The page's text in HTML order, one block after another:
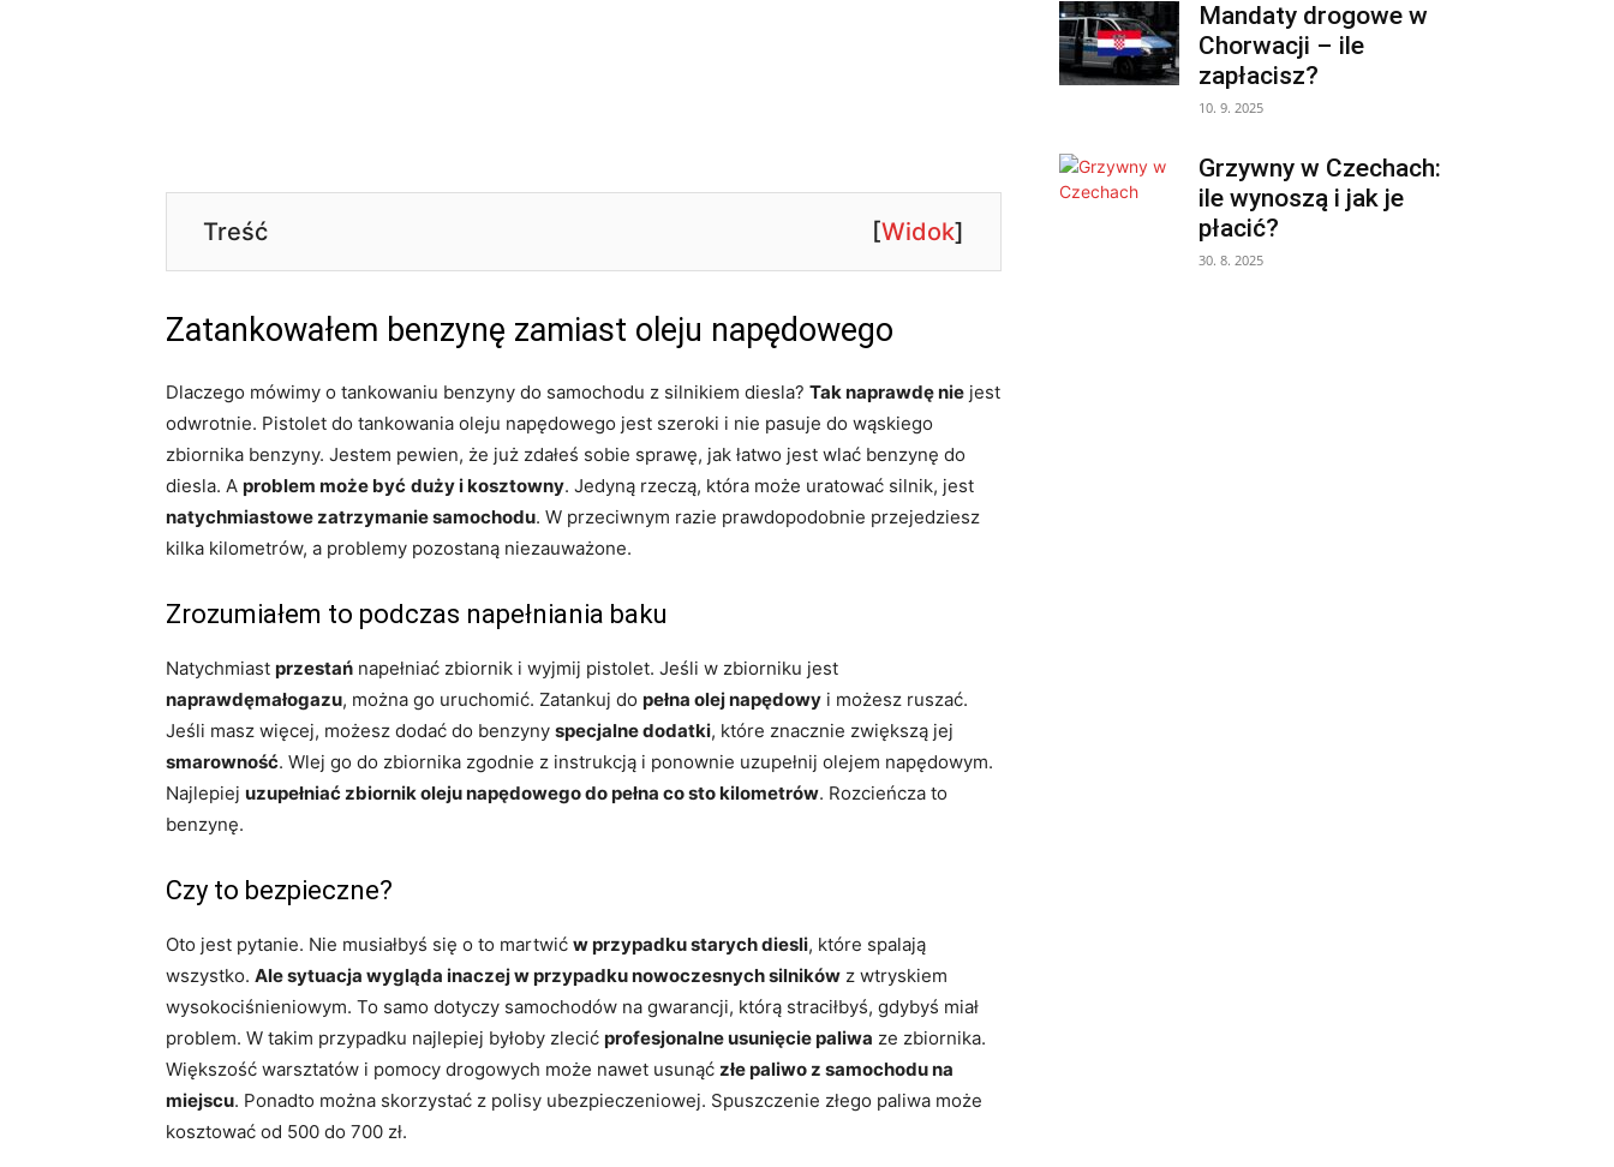
Treść [Widok]
Zatankowałem benzynę zamiast oleju napędowego
Dlaczego mówimy o tankowaniu benzyny do samochodu z silnikiem diesla? Tak naprawdę nie jest
odwrotnie. Pistolet do tankowania oleju napędowego jest szeroki i nie pasuje do wąskiego
zbiornika benzyny. Jestem pewien, że już zdałeś sobie sprawę, jak łatwo jest wlać benzynę do
diesla. A problem może być duży i kosztowny. Jedyną rzeczą, która może uratować silnik, jest
natychmiastowe zatrzymanie samochodu. W przeciwnym razie prawdopodobnie przejedziesz
kilka kilometrów, a problemy pozostaną niezauważone.
Zrozumiałem to podczas napełniania baku
Natychmiast przestań napełniać zbiornik i wyjmij pistolet. Jeśli w zbiorniku jest
naprawdęmałogazu, można go uruchomić. Zatankuj do pełna olej napędowy i możesz ruszać.
Jeśli masz więcej, możesz dodać do benzyny specjalne dodatki, które znacznie zwiększą jej
smarowność. Wlej go do zbiornika zgodnie z instrukcją i ponownie uzupełnij olejem napędowym.
Najlepiej uzupełniać zbiornik oleju napędowego do pełna co sto kilometrów. Rozcieńcza to
benzynę.
Czy to bezpieczne?
Oto jest pytanie. Nie musiałbyś się o to martwić w przypadku starych diesli, które spalają
wszystko. Ale sytuacja wygląda inaczej w przypadku nowoczesnych silników z wtryskiem
wysokociśnieniowym. To samo dotyczy samochodów na gwarancji, którą straciłbyś, gdybyś miał
problem. W takim przypadku najlepiej byłoby zlecić profesjonalne usunięcie paliwa ze zbiornika.
Większość warsztatów i pomocy drogowych może nawet usunąć złe paliwo z samochodu na
miejscu. Ponadto można skorzystać z polisy ubezpieczeniowej. Spuszczenie złego paliwa może
kosztować od 500 do 700 zł.
Mandaty drogowe w
Chorwacji – ile
zapłacisz?
10. 9. 2025
Grzywny w Czechach:
ile wynoszą i jak je
płacić?
30. 8. 2025